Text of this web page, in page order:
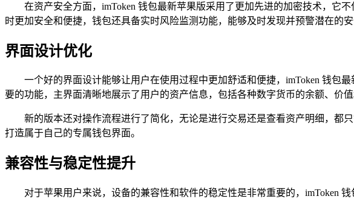
在资产安全方面，imToken 钱包最新苹果版采用了更加先进的加密技术，它不
时更加安全和便捷，钱包还具备实时风险监测功能，能够及时发现并预警潜在的
界面设计优化
一个好的界面设计能够让用户在使用过程中更加舒适和便捷，imToken 钱包
要的功能，主界面清晰地展示了用户的资产信息，包括各种数字货币的余额、价
新的版本还对操作流程进行了简化，无论是进行交易还是查看资产明细，都
打造属于自己的专属钱包界面。
兼容性与稳定性提升
对于苹果用户来说，设备的兼容性和软件的稳定性是非常重要的，imToken